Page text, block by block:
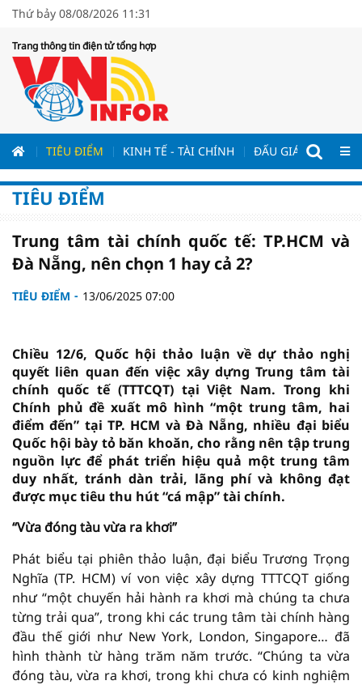
Thứ bảy 08/08/2026 11:31
Trang thông tin điện tử tổng hợp
TIÊU ĐIỂM KINH TẾ - TÀI CHÍNH ĐẤU GIÁ - ĐẤU
TIÊU ĐIỂM
Trung tâm tài chính quốc tế: TP.HCM và
Đà Nẵng, nên chọn 1 hay cả 2?
TIÊU ĐIỂM 13/06/2025 07:00
Chiều 12/6, Quốc hội thảo luận về dự thảo nghị
quyết liên quan đến việc xây dựng Trung tâm tài
chính quốc tế (TTTCQT) tại Việt Nam. Trong khi
Chính phủ đề xuất mô hình “một trung tâm, hai
điểm đến” tại TP. HCM và Đà Nẵng, nhiều đại biểu
Quốc hội bày tỏ băn khoăn, cho rằng nên tập trung
nguồn lực để phát triển hiệu quả một trung tâm
duy nhất, tránh dàn trải, lãng phí và không đạt
được mục tiêu thu hút “cá mập” tài chính.
“Vừa đóng tàu vừa ra khơi”
Phát biểu tại phiên thảo luận, đại biểu Trương Trọng
Nghĩa (TP. HCM) ví von việc xây dựng TTTCQT giống
như “một chuyến hải hành ra khơi mà chúng ta chưa
từng trải qua”, trong khi các trung tâm tài chính hàng
đầu thế giới như New York, London, Singapore… đã
hình thành từ hàng trăm năm trước. “Chúng ta vừa
đóng tàu, vừa ra khơi, trong khi chưa có kinh nghiệm